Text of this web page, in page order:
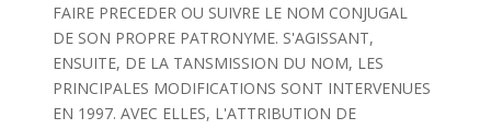
FAIRE PRECEDER OU SUIVRE LE NOM CONJUGAL
DE SON PROPRE PATRONYME. S'AGISSANT,
ENSUITE, DE LA TANSMISSION DU NOM, LES
PRINCIPALES MODIFICATIONS SONT INTERVENUES
EN 1997. AVEC ELLES, L'ATTRIBUTION DE